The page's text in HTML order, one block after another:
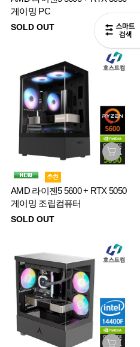
게이밍 PC
SOLD OUT
AMD 라이젠5 5600 + RTX 5050
게이밍 조립컴퓨터
SOLD OUT